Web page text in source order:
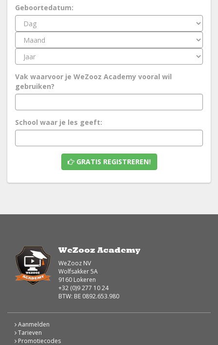
Geboortedatum:
Vak waarvoor je WeZooz Academy vooral wil
gebruiken?
School waar je les geeft:
GRATIS REGISTREREN!
WeZooz Academy
WeZooz NV
Wolfsakker 5A
9160 Lokeren
+32 (0)9 277 10 24
BTW: BE 0892.653.980
Aanmelden
Tarieven
Promotiecodes